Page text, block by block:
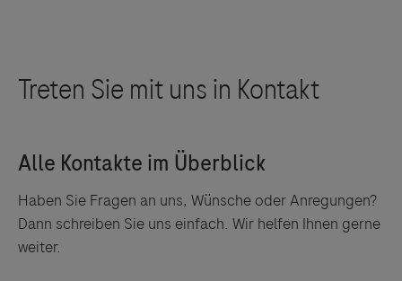
Haben Sie Fragen an uns, Wünsche oder Anregungen?
Dann schreiben Sie uns einfach. Wir helfen Ihnen gerne
weiter.